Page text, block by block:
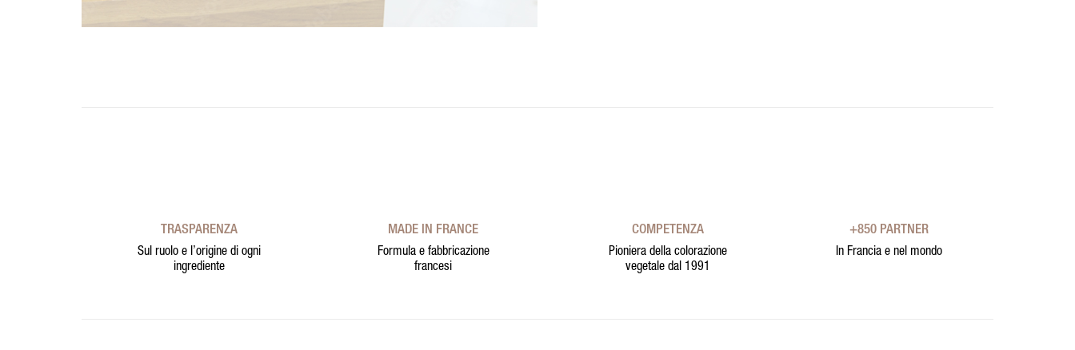
TRASPARENZA
Sul ruolo e l’origine di ogni
ingrediente
MADE IN FRANCE
Formula e fabbricazione
francesi
COMPETENZA
Pioniera della colorazione
vegetale dal 1991
+850 PARTNER
In Francia e nel mondo